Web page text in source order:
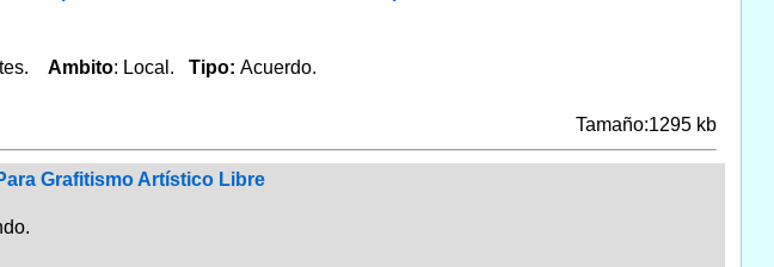
Ambito: Local. Tipo: Acuerdo.
Tamaño:1295 kb
Grafitismo Artístico Libre